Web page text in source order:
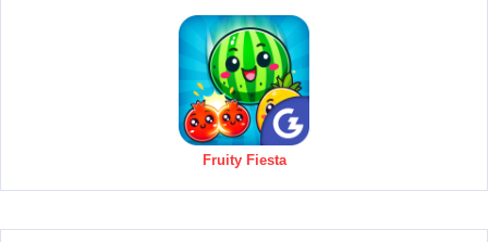
Fruity Fiesta